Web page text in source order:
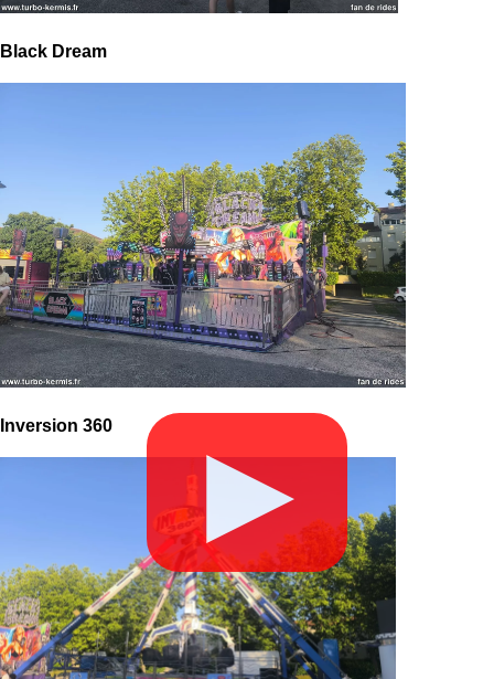
Black Dream
▶
Inversion 360